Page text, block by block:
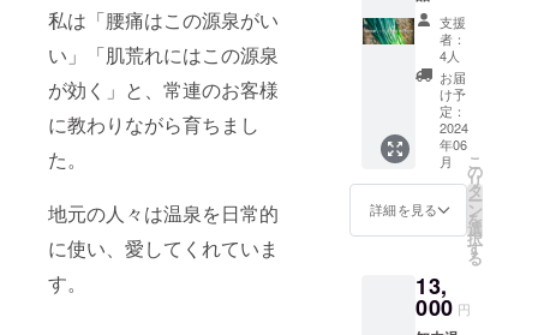
私は「腰痛はこの源泉がい
い」「肌荒れにはこの源泉
が効く」と、常連のお客様
に教わりながら育ちまし
た。
地元の人々は温泉を日常的
に使い、愛してくれていま
す。
さい。
※産地：
北海道
※到着後
は冷蔵
にて保
存お早
めにお
食べ下
さい。
【北の
華】を
沢山お
くりま
す！！
好評に
つきニ
ラだけ
のリ
ターン
も ご用
意いた
しま
送指定
日等詳
細を備
支援
者：
4人
お届
け予
定：
2024
年06
月
詳細を見る
こ
の
リ
タ
ー
ン
を
選
択
す
る
13,
000 円